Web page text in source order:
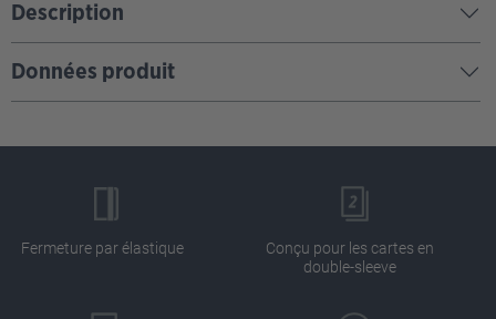
Description
Données produit
Fermeture par élastique
Conçu pour les cartes en
double-sleeve